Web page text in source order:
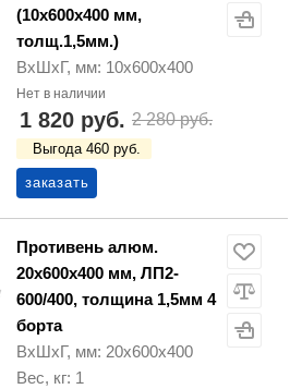
(10х600х400 мм,
толщ.1,5мм.)
ВхШхГ, мм: 10х600х400
Нет в наличии
1 820 руб. 2 280 руб.
Выгода 460 руб.
заказать
Противень алюм.
20х600х400 мм, ЛП2-
600/400, толщина 1,5мм 4
борта
ВхШхГ, мм: 20х600х400
Вес, кг: 1